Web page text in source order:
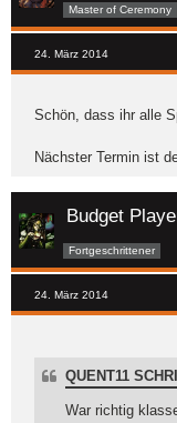
Master of Ceremony
24. März 2014
Schön, dass ihr alle
Nächster Termin ist
Budget
Fortgeschrittener
24. März 2014
QUENT11
War richtig